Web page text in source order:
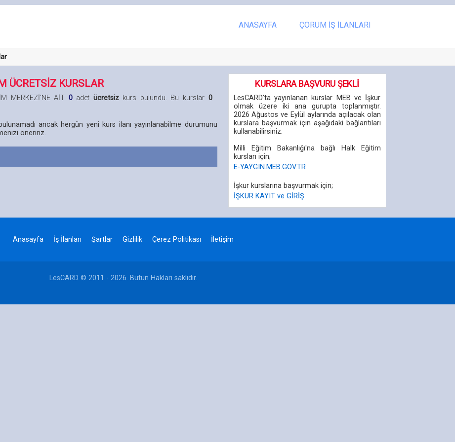
ANASAYFA ÇORUM İŞ İLANLARI
ÜCRETSİZ KURSLAR
MERKEZİ'NE AİT 0 adet ücretsizkurs bulundu. Bu kurslar 0
ancak hergün yeni kurs ilanı yayınlanabilme durumunu
öneririz.
KURSLARA BAŞVURU ŞEKLİ
LesCARD'ta yayınlanan kurslar MEB ve İşkur
olmak üzere iki ana gurupta toplanmıştır.
2026 Ağustos ve Eylül aylarında açılacak olan
kurslara başvurmak için aşağıdaki bağlantıları
kullanabilirsiniz.
Milli Eğitim Bakanlığı'na bağlı Halk Eğitim
kursları için;
E-YAYGIN.MEB.GOV.TR
İşkur kurslarına başvurmak için;
İŞKUR KAYIT ve GİRİŞ
Anasayfa İş İlanları Şartlar Gizlilik Çerez Politikası İletişim
LesCARD © 2011 - 2026. Bütün Hakları saklıdır.